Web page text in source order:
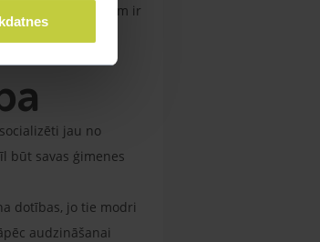
Maltas zīda suņiem ir
jau no
būt savas ģimenes
dotības, jo tie modri
audzināšanai